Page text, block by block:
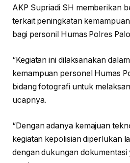
AKP Supriadi SH memberikan
terkait peningkatan
bagi personil Humas Polres
“Kegiatan ini dilaksanakan
kemampuan personel Humas
bidang fotografi untuk
ucapnya.
“Dengan adanya kemajuan
kegiatan kepolisian diperlukan
dengan dukungan dokumentasi